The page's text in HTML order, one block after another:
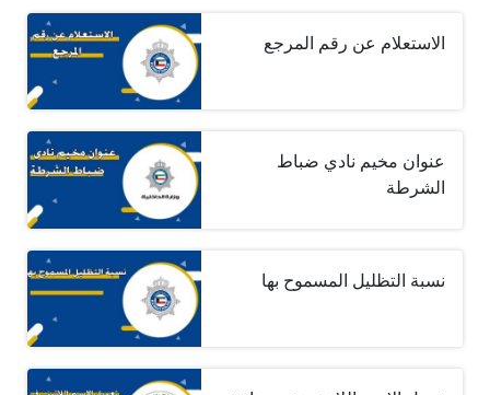
الاستعلام عن رقم المرجع
عنوان مخيم نادي ضباط
الشرطة
نسبة التظليل المسموح بها